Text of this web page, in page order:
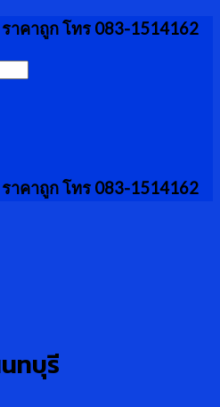
ราคาถูก โทร 083-1514162
ราคาถูก โทร 083-1514162
ทบุรี